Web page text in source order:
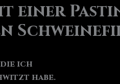
einer
die ich
habe.